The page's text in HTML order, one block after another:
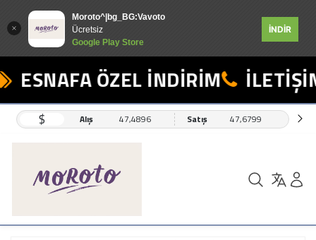
Moroto^|bg_BG:Vavoto
Ücretsiz
Google Play Store
İNDİR
ESNAFA ÖZEL İNDİRİM
$ Alış 47,4896 Satış 47,6799